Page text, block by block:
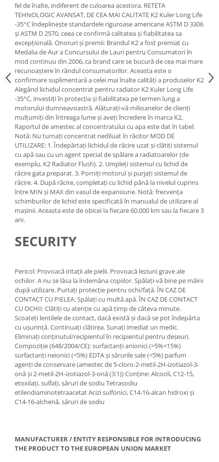
Suporti si placi prindere
fel de înalte, indiferent de culoarea acestora. RETETA
TEHNOLOGIC AVANSAT, DE CEA MAI CALITATE K2 Kuler Long Life
-35°C îndeplinește standardele riguroase americane ASTM D 3306
și ASTM D 2570, ceea ce confirmă calitatea și fiabilitatea sa
excepțională. Onoruri și premii: Brandul K2 a fost premiat cu
Medalia de Aur a Concursului de Lauri pentru Consumatori în
mod continuu din 2006, ca brand care se bucură de cea mai mare
recunoaștere în rândul consumatorilor. Aceasta este o
confirmare suplimentară a celei mai înalte calități a produselor K2
Alegând lichidul concentrat pentru radiator K2 Kuler Long Life
-35°C, investiți în protecția și fiabilitatea pe termen lung a
motorului dumneavoastră. Alăturați-vă milioanelor de clienți
mulțumiți din întreaga lume și aveți încredere în marca K2,
Raportul de amestec al concentratului cu apa este dat în tabel.
Notă: Nu turnați concentrat nediluat în răcitor MOD DE
UTILIZARE: 1. Îndepărtați lichidul de răcire uzat și clătiți sistemul
cu apă sau cu un agent special de spălare a radiatoarelor (de
exemplu, K2 Radiator Flush). 2. Umpleți sistemul cu lichid de
răcire gata preparat. 3. Porniți motorul și purjați sistemul de
răcire. 4. După răcire, completați cu lichid până la nivelul cuprins
între MIN și MAX din vasul de expansiune. Notă: frecvența
schimburilor de lichid este specificată în manualul de utilizare al
mașinii. Aceasta este de obicei la fiecare 60.000 km sau la fiecare 3
ani.
SECURITY
Pericol: Provoacă iritații ale pielii. Provoacă leziuni grave ale
ochilor. A nu se lăsa la îndemâna copiilor. Spălați-vă bine pe mâini
după utilizare. Purtați protecție pentru ochi/față. ÎN CAZ DE
CONTACT CU PIELEA: Spălați cu multă apă. ÎN CAZ DE CONTACT
CU OCHII: Clătiți cu atenție cu apă timp de câteva minute.
Scoateți lentilele de contact, dacă există și dacă se pot îndepărta
cu ușurință. Continuați clătirea. Sunați imediat un medic.
Eliminați conținutul/recipientul în recipientul pentru deșeuri.
Compoziție (648/2004/CE): surfactanți anionici (>5%<15%)
surfactanți neionici (<5%) EDTA și sărurile sale (<5%) parfum
agenți de conservare (amestec de 5-cloro-2-metil-2H-izotiazol-3-
onă și 2-metil-2H-izotiazol-3-onă (3:1)) Conține: Alcooli, C12-15,
etoxilați, sulfați, săruri de sodiu Tetrasodiu
etilendiaminotetraacetat Acizi sulfonici, C14-16-alcan hidroxi și
C14-16-alchenă, săruri de sodiu
MANUFACTURER / ENTITY RESPONSIBLE FOR INTRODUCING
THE PRODUCT TO THE EUROPEAN UNION MARKET